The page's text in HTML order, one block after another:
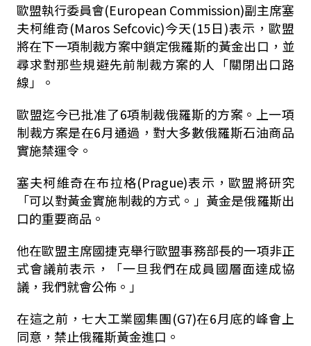
歐盟執行委員會(European Commission)副主席塞
夫柯維奇(Maros Sefcovic)今天(15日)表示，歐盟
將在下一項制裁方案中鎖定俄羅斯的黃金出口，並
尋求對那些規避先前制裁方案的人「關閉出口路
線」。
歐盟迄今已批准了6項制裁俄羅斯的方案。上一項
制裁方案是在6月通過，對大多數俄羅斯石油商品
實施禁運令。
塞夫柯維奇在布拉格(Prague)表示，歐盟將研究
「可以對黃金實施制裁的方式。」黃金是俄羅斯出
口的重要商品。
他在歐盟主席國捷克舉行歐盟事務部長的一項非正
式會議前表示，「一旦我們在成員國層面達成協
議，我們就會公佈。」
在這之前，七大工業國集團(G7)在6月底的峰會上
同意，禁止俄羅斯黃金進口。